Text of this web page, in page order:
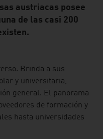
austriacas posee
de las casi 200
Brinda a sus
y universitaria,
general. El panorama
de formación y
hasta universidades